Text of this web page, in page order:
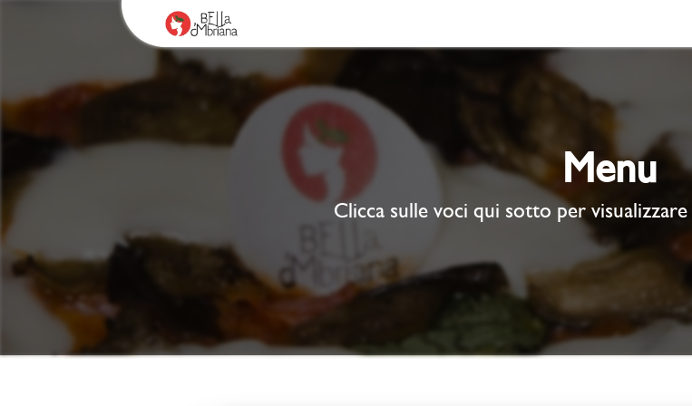
Menu
Clicca sulle voci qui sotto per